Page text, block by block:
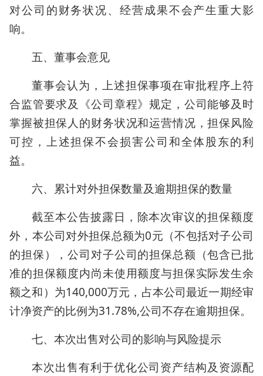
对公司的财务状况、经营成果不会产生重大影
响。
五、董事会意见
董事会认为，上述担保事项在审批程序上符
合监管要求及《公司章程》规定，公司能够及时
掌握被担保人的财务状况和运营情况，担保风险
可控，上述担保不会损害公司和全体股东的利
益。
六、累计对外担保数量及逾期担保的数量
截至本公告披露日，除本次审议的担保额度
外，本公司对外担保总额为0元（不包括对子公司
的担保），公司对子公司的担保总额（包含已批
准的担保额度内尚未使用额度与担保实际发生余
额之和）为140,000万元，占本公司最近一期经审
计净资产的比例为31.78%,公司不存在逾期担保。
七、本次出售对公司的影响与风险提示
本次出售有利于优化公司资产结构及资源配